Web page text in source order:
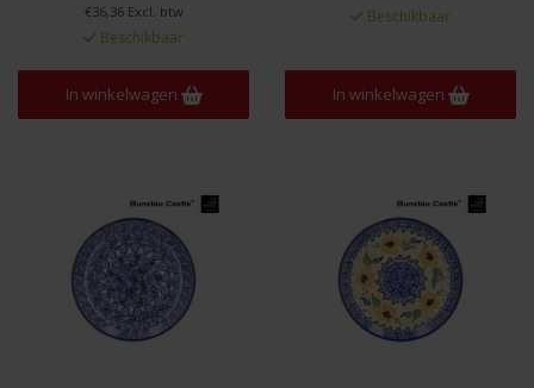
€36,36 Excl. btw
Beschikbaar
In winkelwagen
Beschikbaar
In winkelwagen